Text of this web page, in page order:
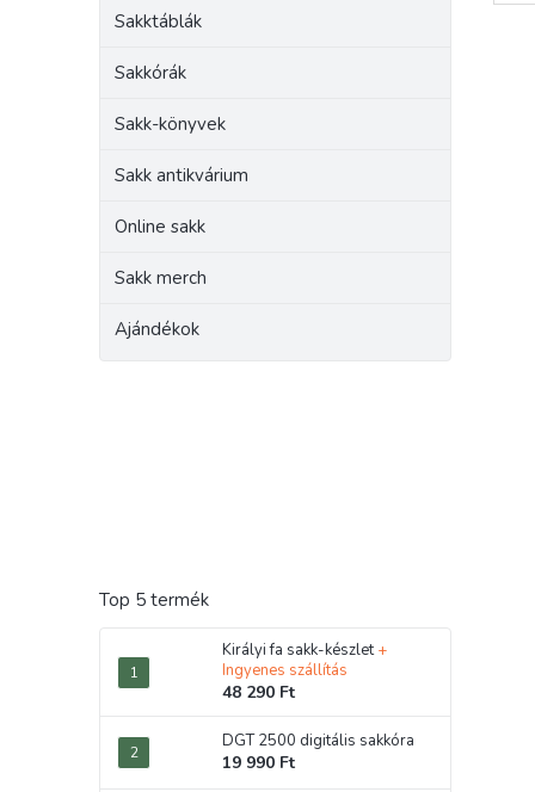
Sakktáblák
Sakkórák
Sakk-könyvek
Sakk antikvárium
Online sakk
Sakk merch
Ajándékok
Top 5 termék
Királyi fa sakk-készlet+
Ingyenes szállítás
48 290 Ft
DGT 2500 digitális sakkóra
19 990 Ft